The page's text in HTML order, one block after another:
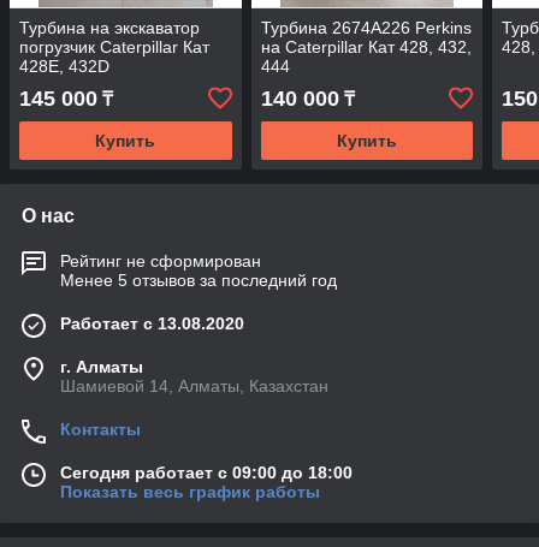
Турбина на экскаватор
погрузчик Caterpillar Кат
428E, 432D
145 000 ₸
Купить
Турбина 2674A226 Perkins
на Caterpillar Кат 428, 432,
444
140 000₸
Купить
428,
О нас
Рейтинг не сформирован
Менее 5 отзывов за последний год
Работает с 13.08.2020
г. Алматы
Шамиевой 14, Алматы, Казахстан
Контакты
Сегодня работает с 09:00 до 18:00
Показать весь график работы